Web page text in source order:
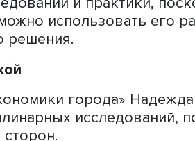
Руслан Гончаров